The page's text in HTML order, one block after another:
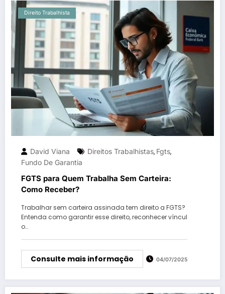
Direito Trabalhista
David Viana Direitos Trabalhistas, Fgts,
Fundo De Garantia
FGTS para Quem Trabalha Sem Carteira:
Como Receber?
Trabalhar sem carteira assinada tem direito a FGTS?
Entenda como garantir esse direito, reconhecer víncul
o…
Consulte mais informação 04/07/2025